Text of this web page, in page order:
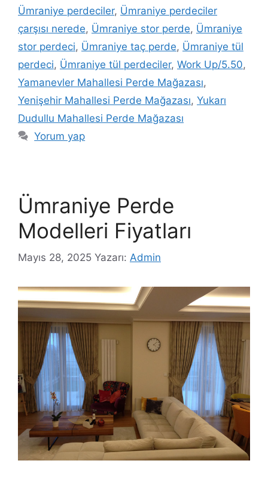
Ümraniye perdeciler, Ümraniye perdeciler
çarşısı nerede, Ümraniye stor perde, Ümraniye
stor perdeci, Ümraniye taç perde, Ümraniye tül
perdeci, Ümraniye tül perdeciler, Work Up/5.50,
Yamanevler Mahallesi Perde Mağazası,
Yenişehir Mahallesi Perde Mağazası, Yukarı
Dudullu Mahallesi Perde Mağazası
Yorum yap
Ümraniye Perde
Modelleri Fiyatları
Mayıs 28, 2025 Yazarı: Admin